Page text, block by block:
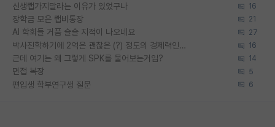
신생랩가지말라는 이유가 있었구나 16
장학금 모은 랩비통장 21
AI 학회들 거품 슬슬 지적이 나오네요 27
박사진학하기에 2억은 괜찮은 (?) 정도의 경제력인가요 16
근데 여기는 왜 그렇게 SPK를 물어보는거임? 14
면접 복장 5
편입생 학부연구생 질문 6